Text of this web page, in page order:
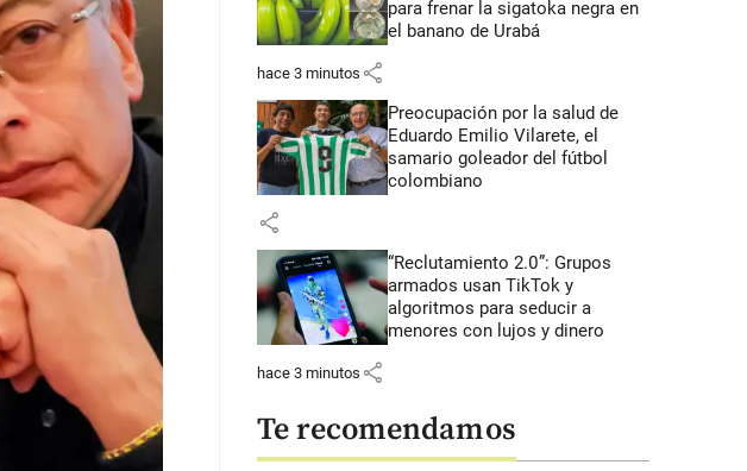
para frenar la sigatoka negra en
el banano de Urabá
hace 3 minutos share
Preocupación por la salud de
Eduardo Emilio Vilarete, el
samario goleador del fútbol
colombiano
share
“Reclutamiento 2.0”: Grupos
armados usan TikTok y
algoritmos para seducir a
menores con lujos y dinero
hace 3 minutos share
Te recomendamos